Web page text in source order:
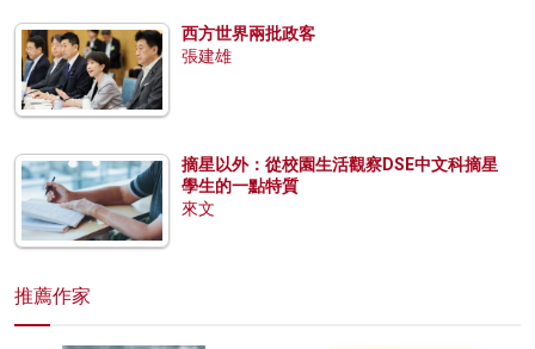
西方世界兩批政客
張建雄
摘星以外：從校園生活觀察DSE中文科摘星
學生的一點特質
來文
推薦作家